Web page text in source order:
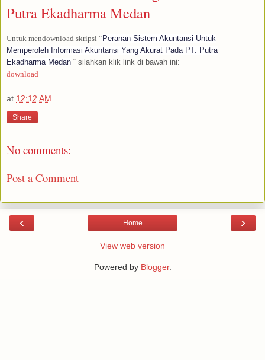
Putra Ekadharma Medan
Untuk mendownload skripsi “Peranan Sistem Akuntansi Untuk
Memperoleh Informasi Akuntansi Yang Akurat Pada PT. Putra
Ekadharma Medan “ silahkan klik link di bawah ini:
download
at 12:12 AM
Share
No comments:
Post a Comment
‹ ›
Home
View web version
Powered by Blogger.